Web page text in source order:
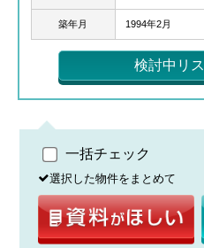
築年月 1994年2月
検討中リ
一括チェック
選択した物件をまとめて